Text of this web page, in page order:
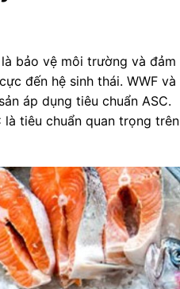
bảo vệ môi trường và đảm
đến hệ sinh thái. WWF và
áp dụng tiêu chuẩn ASC.
là tiêu chuẩn quan trọng trên